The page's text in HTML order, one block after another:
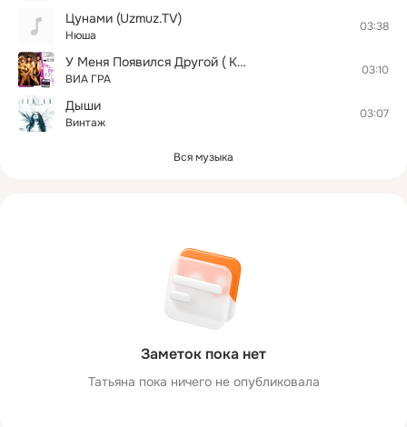
Цунами (Uzmuz.TV)
Нюша
03:38
У Меня Появился Другой ( KEEM Official Remix Radio Edit )
ВИА ГРА
03:10
Дыши
Винтаж
03:07
Вся музыка
Заметок пока нет
Татьяна пока ничего не опубликовала